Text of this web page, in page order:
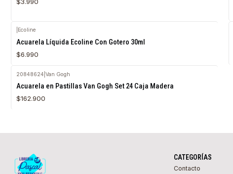
Ecoline
Acuarela Líquida Ecoline Con Gotero 30ml
$6.990
20848624 Van Gogh
Acuarela en Pastillas Van Gogh Set 24 Caja Madera
$162.900
CATEGORÍAS
Contacto